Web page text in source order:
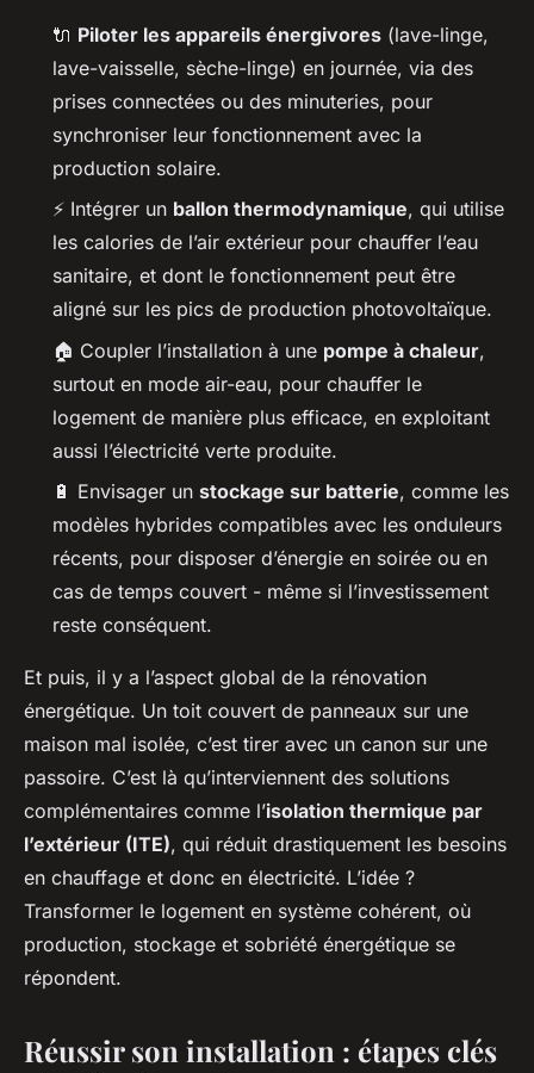
🔌 Piloter les appareils énergivores (lave-linge,
lave-vaisselle, sèche-linge) en journée, via des
prises connectées ou des minuteries, pour
synchroniser leur fonctionnement avec la
production solaire.
⚡ Intégrer un ballon thermodynamique, qui utilise
les calories de l’air extérieur pour chauffer l’eau
sanitaire, et dont le fonctionnement peut être
aligné sur les pics de production photovoltaïque.
🏠 Coupler l’installation à une pompe à chaleur,
surtout en mode air-eau, pour chauffer le
logement de manière plus efficace, en exploitant
aussi l’électricité verte produite.
🔋 Envisager un stockage sur batterie, comme les
modèles hybrides compatibles avec les onduleurs
récents, pour disposer d’énergie en soirée ou en
cas de temps couvert - même si l’investissement
reste conséquent.
Et puis, il y a l’aspect global de la rénovation
énergétique. Un toit couvert de panneaux sur une
maison mal isolée, c’est tirer avec un canon sur une
passoire. C’est là qu’interviennent des solutions
complémentaires comme l’isolation thermique par
l’extérieur (ITE), qui réduit drastiquement les besoins
en chauffage et donc en électricité. L’idée ?
Transformer le logement en système cohérent, où
production, stockage et sobriété énergétique se
répondent.
Réussir son installation : étapes clés